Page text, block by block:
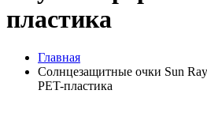
пластика
Главная
Солнцезащитные очки Sun
PET-пластика